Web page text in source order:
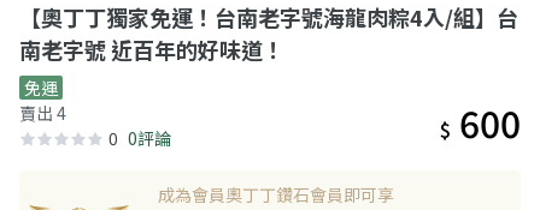
【奧丁丁獨家免運！台南老字號海龍肉粽4入/組】台
南老字號 近百年的好味道！
免運
賣出 4
0 0評論 $ 600
成為會員奧丁丁鑽石會員即可享